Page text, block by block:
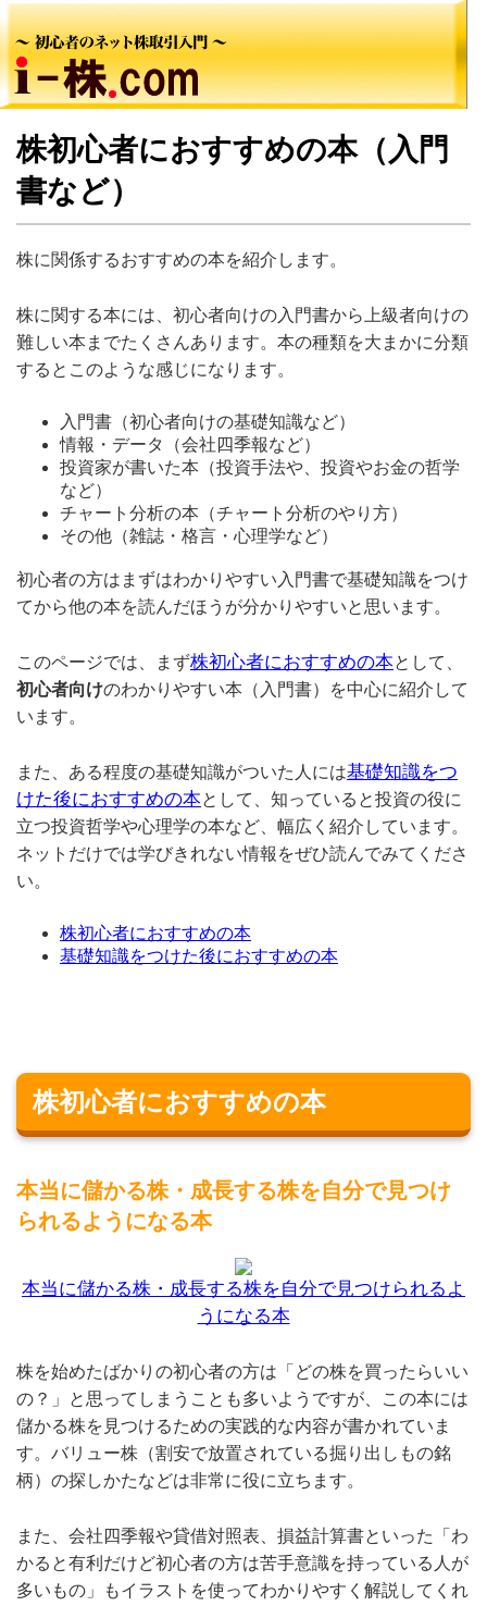
株初心者におすすめの本（入門
書など）
株に関係するおすすめの本を紹介します。
株に関する本には、初心者向けの入門書から上級者向けの
難しい本までたくさんあります。本の種類を大まかに分類
するとこのような感じになります。
入門書（初心者向けの基礎知識など）
情報・データ（会社四季報など）
投資家が書いた本（投資手法や、投資やお金の哲学
など）
チャート分析の本（チャート分析のやり方）
その他（雑誌・格言・心理学など）
初心者の方はまずはわかりやすい入門書で基礎知識をつけ
てから他の本を読んだほうが分かりやすいと思います。
このページでは、まず株初心者におすすめの本として、
初心者向けのわかりやすい本（入門書）を中心に紹介して
います。
また、ある程度の基礎知識がついた人には基礎知識をつ
けた後におすすめの本として、知っていると投資の役に
立つ投資哲学や心理学の本など、幅広く紹介しています。
ネットだけでは学びきれない情報をぜひ読んでみてくださ
い。
株初心者におすすめの本
基礎知識をつけた後におすすめの本
株初心者におすすめの本
本当に儲かる株・成長する株を自分で見つけ
られるようになる本
本当に儲かる株・成長する株を自分で見つけられるよ
うになる本
株を始めたばかりの初心者の方は「どの株を買ったらいい
の？」と思ってしまうことも多いようですが、この本には
儲かる株を見つけるための実践的な内容が書かれていま
す。バリュー株（割安で放置されている掘り出しもの銘
柄）の探しかたなどは非常に役に立ちます。
また、会社四季報や貸借対照表、損益計算書といった「わ
かると有利だけど初心者の方は苦手意識を持っている人が
多いもの」もイラストを使ってわかりやすく解説してくれ